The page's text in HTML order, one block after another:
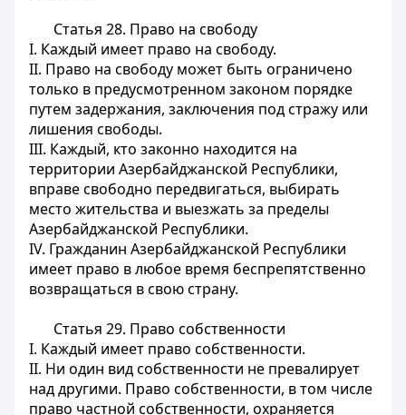
Статья 28. Право на свободу
I. Каждый имеет право на свободу.
II. Право на свободу может быть ограничено
только в предусмотренном законом порядке
путем задержания, заключения под стражу или
лишения свободы.
III. Каждый, кто законно находится на
территории Азербайджанской Республики,
вправе свободно передвигаться, выбирать
место жительства и выезжать за пределы
Азербайджанской Республики.
IV. Гражданин Азербайджанской Республики
имеет право в любое время беспрепятственно
возвращаться в свою страну.
Статья 29. Право собственности
I. Каждый имеет право собственности.
II. Ни один вид собственности не превалирует
над другими. Право собственности, в том числе
право частной собственности, охраняется